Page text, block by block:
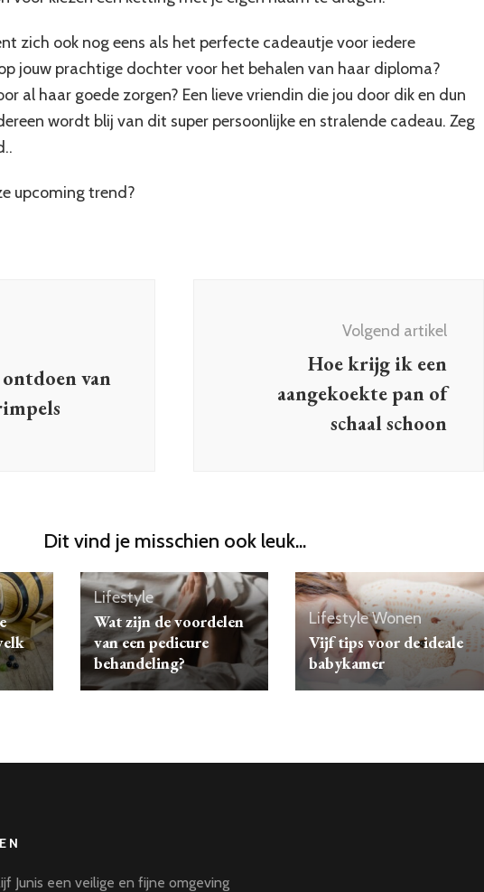
zich ook nog eens als het perfecte cadeautje voor iedere
jouw prachtige dochter voor het behalen van haar diploma?
al haar goede zorgen? Een lieve vriendin die jou door dik en dun
wordt blij van dit super persoonlijke en stralende cadeau. Zeg
upcoming trend?
van
Volgend artikel
Hoe krijg ik een
aangekoekte pan of
schaal schoon
Dit vind je misschien ook leuk...
Lifestyle
Wat zijn de voordelen
van een pedicure
behandeling?
LifestyleWonen
Vijf tips voor de ideale
babykamer
Junis een veilige en fijne omgeving